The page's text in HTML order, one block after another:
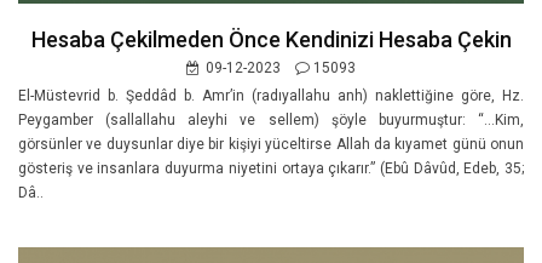
Hesaba Çekilmeden Önce Kendinizi Hesaba Çekin
09-12-2023
15093
El-Müstevrid b. Şeddâd b. Amr’in (radıyallahu anh) naklettiğine göre, Hz.
Peygamber (sallallahu aleyhi ve sellem) şöyle buyurmuştur: “...Kim,
görsünler ve duysunlar diye bir kişiyi yüceltirse Allah da kıyamet günü onun
gösteriş ve insanlara duyurma niyetini ortaya çıkarır.” (Ebû Dâvûd, Edeb, 35;
Dâ..